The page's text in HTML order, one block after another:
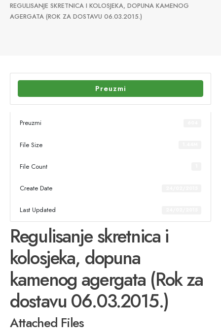
REGULISANJE SKRETNICA I KOLOSJEKA, DOPUNA KAMENOG
AGERGATA (ROK ZA DOSTAVU 06.03.2015.)
Preuzmi
Preuzmi
File Size
File Count
Create Date
Last Updated
Regulisanje skretnica i
kolosjeka, dopuna
kamenog agergata (Rok za
dostavu 06.03.2015.)
Attached Files